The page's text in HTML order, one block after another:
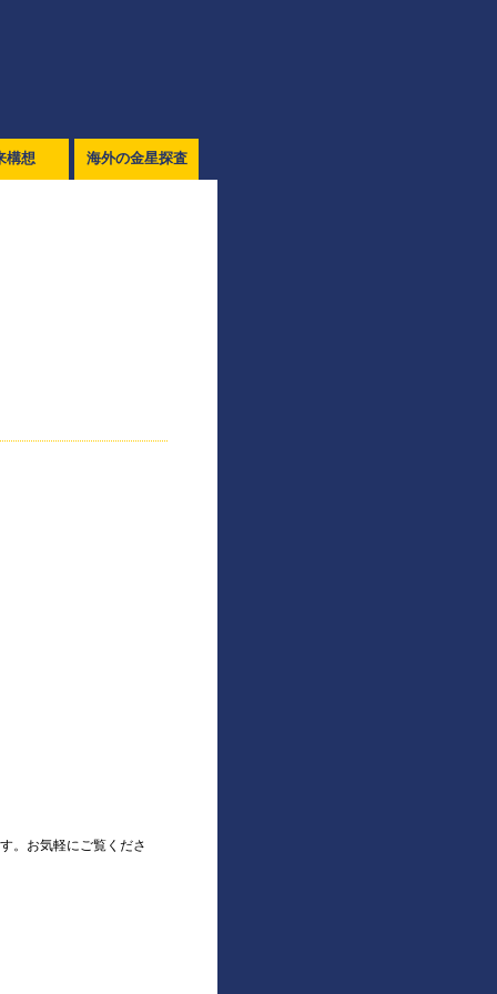
構想 海外の金星探査
。お気軽にご覧くださ